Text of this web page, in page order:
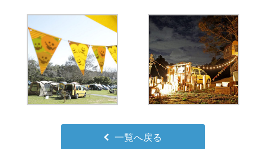
一覧へ戻る